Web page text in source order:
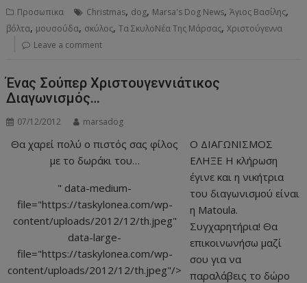
Προσωπικα Christmas, dog, Marsa's Dog News,Άγιος Βασίλης,
βόλτα, μουσούδα, σκύλος,Τα ΣκυλοΝέα Της Μάρσας,Χριστούγεννα
Leave a comment
Ένας Σούπερ Χριστουγεννιάτικος
Διαγωνισμός…
07/12/2012 marsadog
Θα χαρεί πολύ ο πιστός σας φίλος
με το δωράκι του…
" data-medium-
file="https://taskylonea.com/wp-
content/uploads/2012/12/th.jpeg"
data-large-
file="https://taskylonea.com/wp-
content/uploads/2012/12/th.jpeg"/>
Ο ΔΙΑΓΩΝΙΣΜΟΣ
ΕΛΗΞΕ Η κλήρωση
έγινε και η νικήτρια
του διαγωνισμού είναι
η Matoula.
Συγχαρητήρια! Θα
επικοινωνήσω μαζί
σου για να
παραλάβεις το δώρο